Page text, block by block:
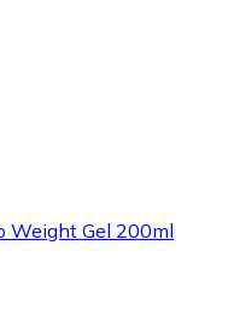
Weight Gel 200ml